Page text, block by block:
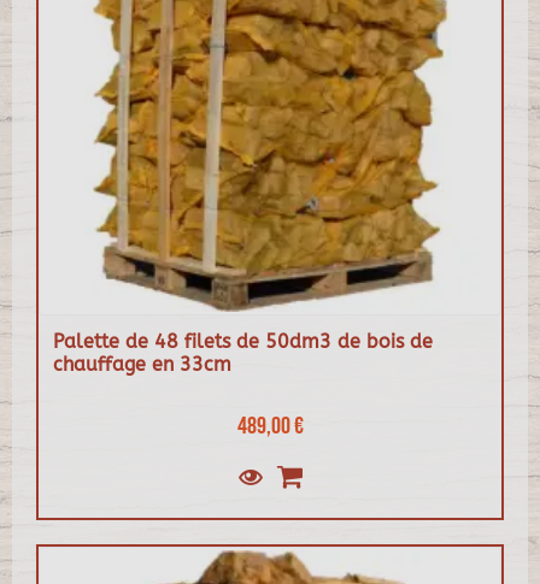
Palette de 48 filets de 50dm3 de bois de
chauffage en 33cm
489,00 €